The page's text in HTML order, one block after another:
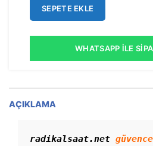
SEPETE EKLE
WHATSAPP İLE
AÇIKLAMA
radikalsaat.net